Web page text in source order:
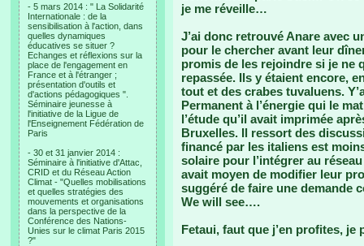
- 5 mars 2014 : " La Solidarité
Internationale : de la
sensibilisation à l'action, dans
quelles dynamiques
éducatives se situer ?
Echanges et réflexions sur la
place de l'engagement en
France et à l'étranger ;
présentation d'outils et
d'actions pédagogiques ".
Séminaire jeunesse à
l'initiative de la Ligue de
l'Enseignement Fédération de
Paris
- 30 et 31 janvier 2014 :
Séminaire à l'initiative d'Attac,
CRID et du Réseau Action
Climat - "Quelles mobilisations
et quelles stratégies des
mouvements et organisations
dans la perspective de la
Conférence des Nations-
Unies sur le climat Paris 2015
?"
je me réveille…
J’ai donc retrouvé Anare avec
pour le chercher avant leur
promis de les rejoindre si je ne
repassée. Ils y étaient encore,
tout et des crabes tuvaluens.
Permanent à l’énergie qui le
l’étude qu’il avait imprimée
Bruxelles. Il ressort des
financé par les italiens est
solaire pour l’intégrer au
avait moyen de modifier leur
suggéré de faire une demande
We will see….
Fetaui, faut que j’en profites, je